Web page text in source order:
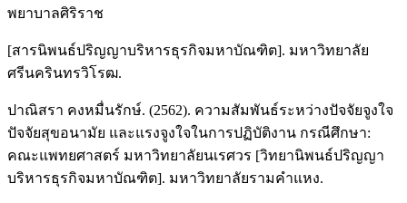
พยาบาลศิริราช
[สารนิพนธ์ปริญญาบริหารธุรกิจมหาบัณฑิต]. มหาวิทยาลัย
ศรีนครินทรวิโรฒ.
ปาณิสรา คงหมื่นรักษ์. (2562). ความสัมพันธ์ระหว่างปัจจัยจูงใจ
ปัจจัยสุขอนามัย และแรงจูงใจในการปฏิบัติงาน กรณีศึกษา:
คณะแพทยศาสตร์ มหาวิทยาลัยนเรศวร [วิทยานิพนธ์ปริญญา
บริหารธุรกิจมหาบัณฑิต]. มหาวิทยาลัยรามคำแหง.